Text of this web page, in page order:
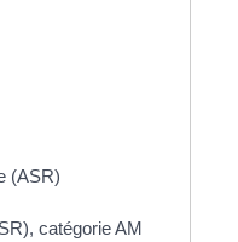
(ASR)
catégorie AM